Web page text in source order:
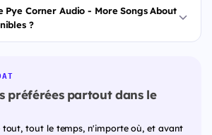
Pye Corner Audio - More Songs About
?
préférées partout dans le
tout, tout le temps, n'importe où, et avant